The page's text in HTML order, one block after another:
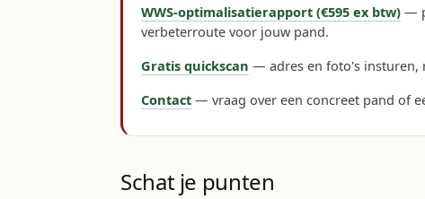
WWS-optimalisatierapport (€595 ex btw) —
verbeterroute voor jouw pand.
Gratis quickscan — adres en foto's insturen,
Contact — vraag over een concreet pand of
Schat je punten